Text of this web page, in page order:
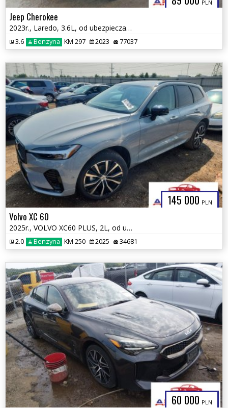
PLN
Jeep Cherokee
2023r., Laredo, 3.6L, od ubezpieczalni
3.6 Benzyna KM 297 2023 77037
145 000 PLN
Volvo XC 60
2025r., VOLVO XC60 PLUS, 2L, od ubezpieczalni
2.0 Benzyna KM 250 2025 34681
60 000 PLN